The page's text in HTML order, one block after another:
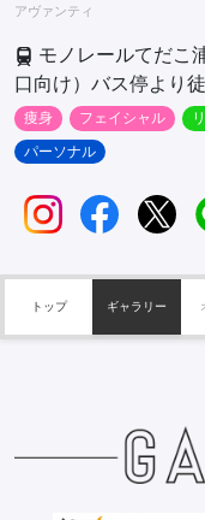
アヴァンティ
モノレールてだ
口向け）バス停より
痩身 フェイシャル
パーソナル
トップ ギャラリー